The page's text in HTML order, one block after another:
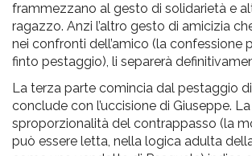
frammezzano al gesto di solidarietà e
ragazzo. Anzi l’altro gesto di amicizia
nei confronti dell’amico (la confessione
finto pestaggio), li separerà
La terza parte comincia dal pestaggio
conclude con l’uccisione di Giuseppe. La
sproporzionalità del contrappasso (la
può essere letta, nella logica adulta